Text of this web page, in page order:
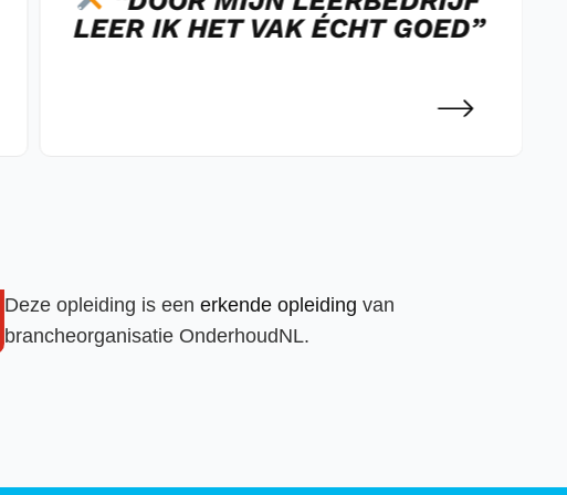
LEER IK HET VAK ÉCHT GOED”
Deze opleiding is een erkende opleiding van
brancheorganisatie OnderhoudNL.